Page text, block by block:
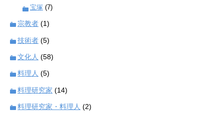
宝塚 (7)
宗教者 (1)
技術者 (5)
文化人 (58)
料理人 (5)
料理研究家 (14)
料理研究家・料理人 (2)